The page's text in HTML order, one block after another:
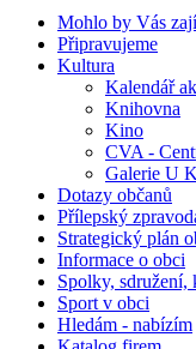
Mohlo by Vás
Připravujeme
Kultura
Kalendář
Knihovna
Kino
CVA -
Galerie U
Dotazy občanů
Přílepský
Strategický plán
Informace o obci
Spolky, sdružení,
Sport v obci
Hledám - nabízím